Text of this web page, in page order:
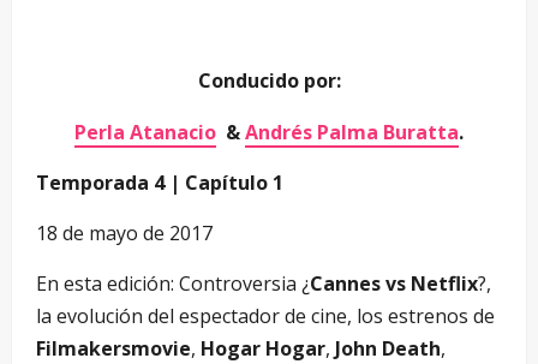
Conducido por:
Perla Atanacio &Andrés Palma Buratta.
Temporada 4 | Capítulo 1
18 de mayo de 2017
En esta edición: Controversia ¿Cannes vs Netflix?,
la evolución del espectador de cine, los estrenos de
Filmakersmovie, Hogar Hogar, John Death,